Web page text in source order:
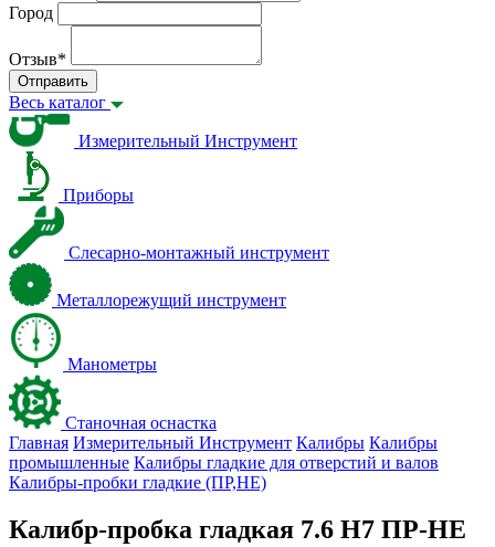
Город
Отзыв*
Отправить
Весь каталог
Измерительный Инструмент
Приборы
Слесарно-монтажный инструмент
Металлорежущий инструмент
Манометры
Станочная оснастка
Главная Измерительный Инструмент Калибры Калибры
промышленные Калибры гладкие для отверстий и валов
Калибры-пробки гладкие (ПР,НЕ)
Калибр-пробка гладкая 7.6 Н7 ПР-НЕ